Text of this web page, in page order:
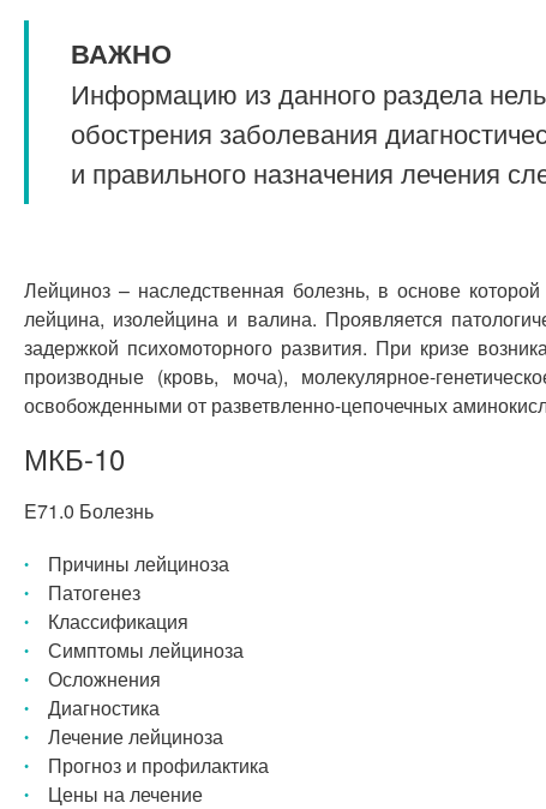
ВАЖНО
Информацию из данного раздела
обострения заболевания
и правильного назначения лечения
Лейциноз – наследственная болезнь, в основе
лейцина, изолейцина и валина. Проявляется
задержкой психомоторного развития. При кризе
производные (кровь, моча), молекулярное-
освобожденными от разветвленно-цепочечных
МКБ-10
E71.0 Болезнь
Причины лейциноза
Патогенез
Классификация
Симптомы лейциноза
Осложнения
Диагностика
Лечение лейциноза
Прогноз и профилактика
Цены на лечение